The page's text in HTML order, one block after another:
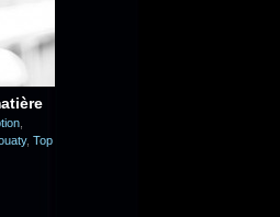
, Top